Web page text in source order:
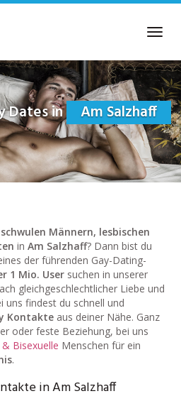
Dates in Am Salzhaff
schwulen Männern, lesbischen
in Am Salzhaff? Dann bist du
der führenden Gay-Dating-
1 Mio. User suchen in unserer
gleichgeschlechtlicher Liebe und
uns findest du schnell und
Kontakte aus deiner Nähe. Ganz
oder feste Beziehung, bei uns
Bisexuelle Menschen für ein
.
in Am Salzhaff